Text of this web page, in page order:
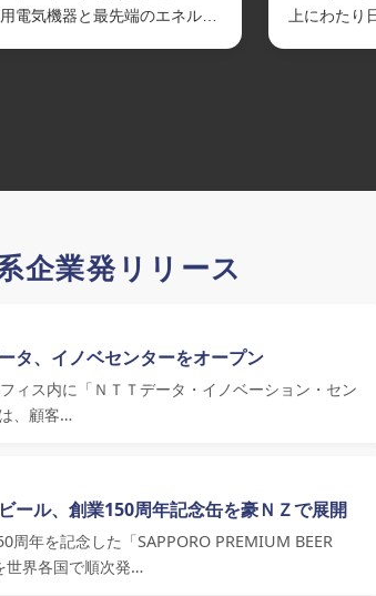
電気機器と最先端のエネルギ
上にわたり
企業発リリース
タ、イノベセンターをオープン
ィス内に「ＮＴＴデータ・イノベーション・セン
、顧客…
ール、創業150周年記念缶を豪ＮＺで展開
周年を記念した「SAPPORO PREMIUM BEER
界各国で順次発…